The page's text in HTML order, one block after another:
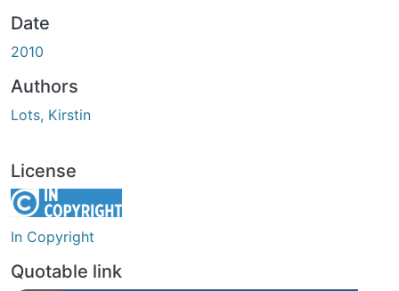
Date
2010
Authors
Lots, Kirstin
License
In Copyright
Quotable link